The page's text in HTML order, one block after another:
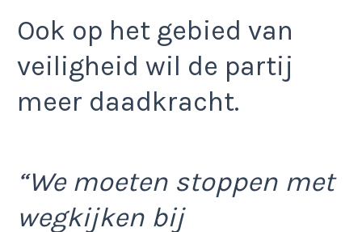
Ook op het gebied van
veiligheid wil de partij
meer daadkracht.
“We moeten stoppen met
wegkijken bij